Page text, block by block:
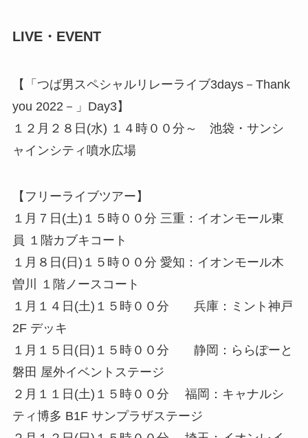
LIVE・EVENT
【「つば男スペシャルリレーライブ3days－Thank
you 2022－」Day3】
１２月２８日(水) １４時００分～ 池袋・サンシ
ャインシティ噴水広場
【フリーライブツアー】
１月７日(土)１５時００分 三重：イオンモール東
員 １階カブキコート
１月８日(日)１５時００分 愛知：イオンモール木
曽川 １階ノースコート
１月１４日(土)１５時００分 兵庫：ミント神戸
2F デッキ
１月１５日(日)１５時００分 静岡：ららぽーと
磐田 屋外イベントステージ
２月１１日(土)１５時００分 福岡：キャナルシ
ティ博多 B1F サンプラザステージ